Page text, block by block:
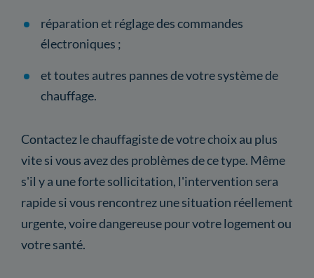
réparation et réglage des commandes
électroniques ;
et toutes autres pannes de votre système de
chauffage.
Contactez le chauffagiste de votre choix au plus
vite si vous avez des problèmes de ce type. Même
s'il y a une forte sollicitation, l'intervention sera
rapide si vous rencontrez une situation réellement
urgente, voire dangereuse pour votre logement ou
votre santé.